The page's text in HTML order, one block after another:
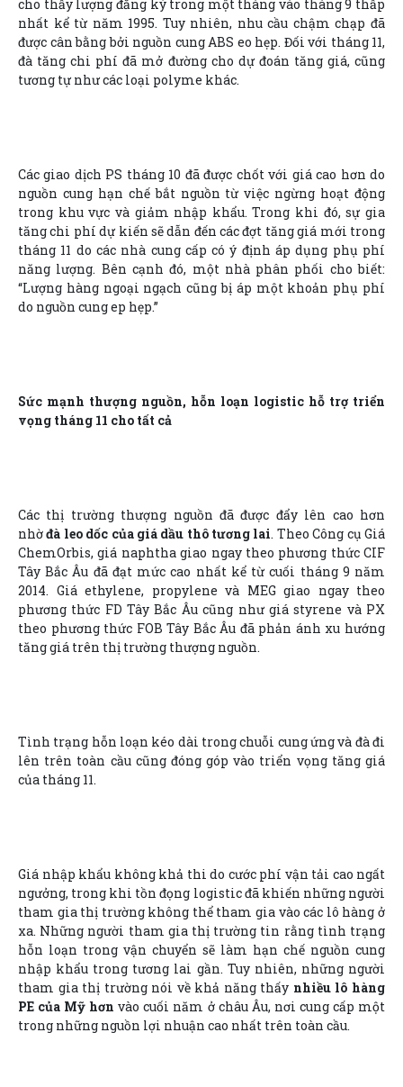
cho thấy lượng đăng ký trong một tháng vào tháng 9 thấp
nhất kể từ năm 1995. Tuy nhiên, nhu cầu chậm chạp đã
được cân bằng bởi nguồn cung ABS eo hẹp. Đối với tháng 11,
đà tăng chi phí đã mở đường cho dự đoán tăng giá, cũng
tương tự như các loại polyme khác.
Các giao dịch PS tháng 10 đã được chốt với giá cao hơn do
nguồn cung hạn chế bắt nguồn từ việc ngừng hoạt động
trong khu vực và giảm nhập khẩu. Trong khi đó, sự gia
tăng chi phí dự kiến sẽ dẫn đến các đợt tăng giá mới trong
tháng 11 do các nhà cung cấp có ý định áp dụng phụ phí
năng lượng. Bên cạnh đó, một nhà phân phối cho biết:
“Lượng hàng ngoại ngạch cũng bị áp một khoản phụ phí
do nguồn cung ep hẹp.”
Sức mạnh thượng nguồn, hỗn loạn logistic hỗ trợ triển
vọng tháng 11 cho tất cả
Các thị trường thượng nguồn đã được đẩy lên cao hơn
nhờđà leo dốc của giá dầu thô tương lai. Theo Công cụ Giá
ChemOrbis, giá naphtha giao ngay theo phương thức CIF
Tây Bắc Âu đã đạt mức cao nhất kể từ cuối tháng 9 năm
2014. Giá ethylene, propylene và MEG giao ngay theo
phương thức FD Tây Bắc Âu cũng như giá styrene và PX
theo phương thức FOB Tây Bắc Âu đã phản ánh xu hướng
tăng giá trên thị trường thượng nguồn.
Tình trạng hỗn loạn kéo dài trong chuỗi cung ứng và đà đi
lên trên toàn cầu cũng đóng góp vào triển vọng tăng giá
của tháng 11.
Giá nhập khẩu không khả thi do cước phí vận tải cao ngất
ngưởng, trong khi tồn đọng logistic đã khiến những người
tham gia thị trường không thể tham gia vào các lô hàng ở
xa. Những người tham gia thị trường tin rằng tình trạng
hỗn loạn trong vận chuyển sẽ làm hạn chế nguồn cung
nhập khẩu trong tương lai gần. Tuy nhiên, những người
tham gia thị trường nói về khả năng thấy nhiều lô hàng
PE của Mỹ hơn vào cuối năm ở châu Âu, nơi cung cấp một
trong những nguồn lợi nhuận cao nhất trên toàn cầu.